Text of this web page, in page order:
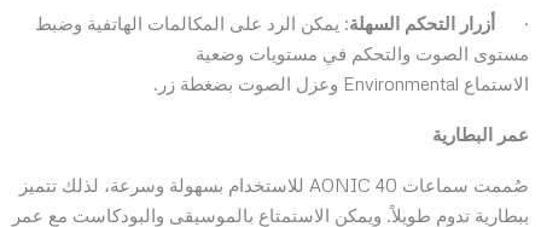
· أزرار التحكم السهلة: يمكن الرد على المكالمات الهاتفية وضبط
مستوى الصوت والتحكم في مستويات وضعية
الاستماع Environmental وعزل الصوت بضغطة زر.
عمر البطارية
صُممت سماعات AONIC 40 للاستخدام بسهولة وسرعة، لذلك تتميز
ببطارية تدوم طويلاً. ويمكن الاستمتاع بالموسيقى والبودكاست مع عمر